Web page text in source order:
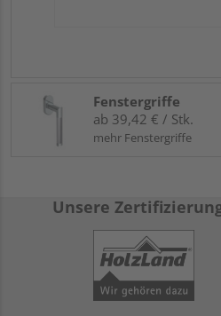
Fenstergriffe
ab 39,42 € / Stk.
mehr Fenstergriffe
Unsere